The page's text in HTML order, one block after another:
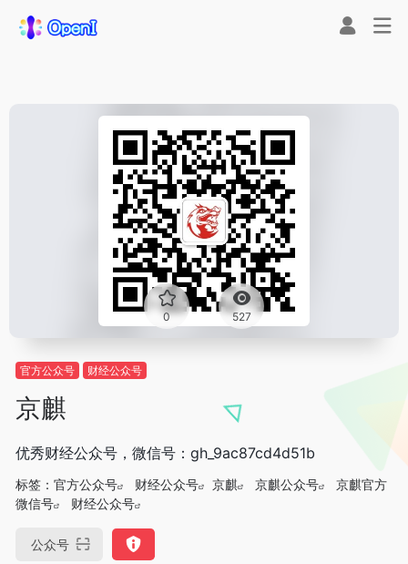
0 527
官方公众号 财经公众号
京麒
优秀财经公众号，微信号：gh_9ac87cd4d51b
标签： 官方公众号 财经公众号 京麒 京麒公众号
京麒官方
微信号
财经公众号
公众号